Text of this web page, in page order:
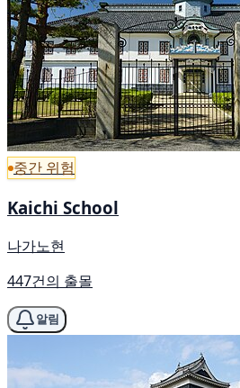
중간 위험
Kaichi School
나가노현
447건의 출몰
알림